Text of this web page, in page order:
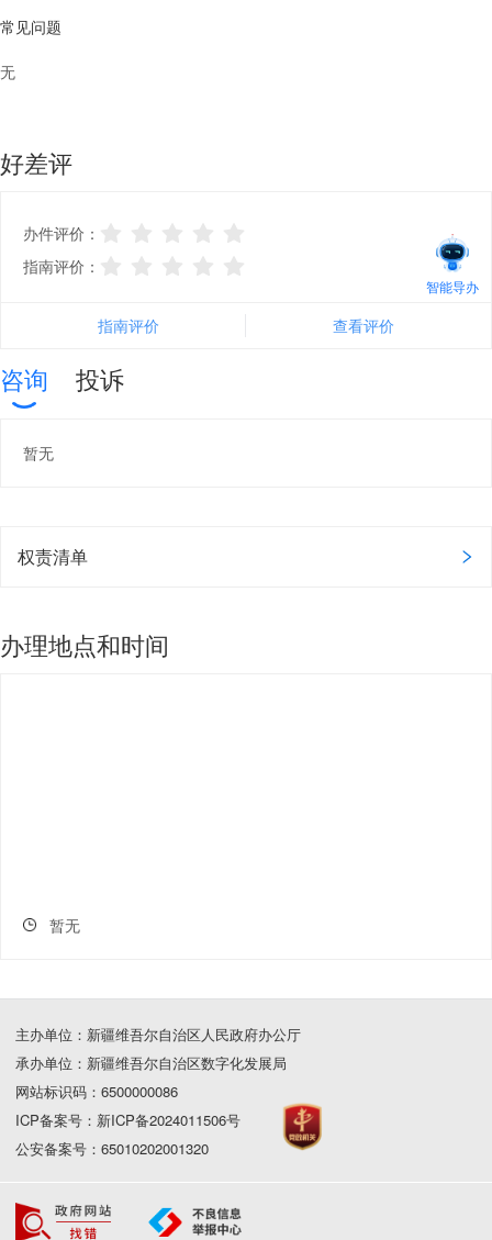
智能导办
常见问题
无
好差评
办件评价：
指南评价：
指南评价 查看评价
咨询 投诉
暂无
权责清单
办理地点和时间
暂无
主办单位：新疆维吾尔自治区人民政府办公厅
承办单位：新疆维吾尔自治区数字化发展局
网站标识码：6500000086
ICP备案号：新ICP备2024011506号
公安备案号：65010202001320